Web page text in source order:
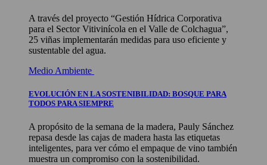
A través del proyecto “Gestión Hídrica Corporativa
para el Sector Vitivinícola en el Valle de Colchagua”,
25 viñas implementarán medidas para uso eficiente y
sustentable del agua.
Medio Ambiente
EVOLUCIÓN EN LA SOSTENIBILIDAD: BOSQUE PARA
TODOS PARA SIEMPRE
A propósito de la semana de la madera, Pauly Sánchez
repasa desde las cajas de madera hasta las etiquetas
inteligentes, para ver cómo el empaque de vino también
muestra un compromiso con la sostenibilidad.